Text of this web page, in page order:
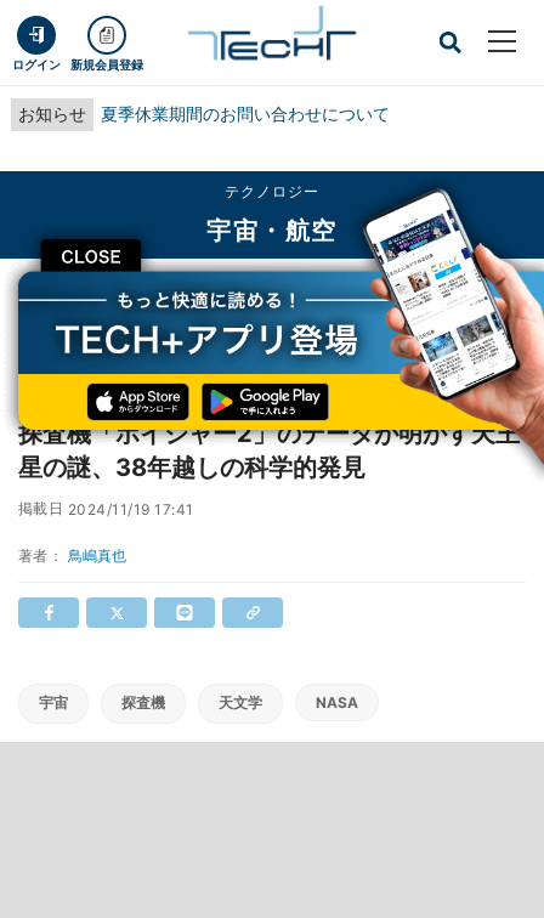
ログイン 新規会員登録
お知らせ 夏季休業期間のお問い合わせについて
CLOSE
テクノロジー
宇宙・航空
TECH+ テクノロジー
宇宙・航空
探査機「ボイジャー2」のデータが明かす天王星の謎、38年越しの科学的発見
探査機「ボイジャー2」のデータが明かす天王
星の謎、38年越しの科学的発見
掲載日 2024/11/19 17:41
著者： 鳥嶋真也
宇宙 探査機 天文学 NASA